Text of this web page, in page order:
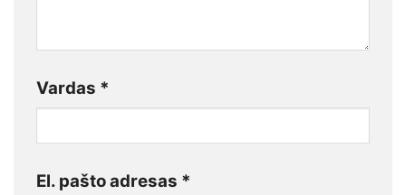
Vardas *
El. pašto adresas *